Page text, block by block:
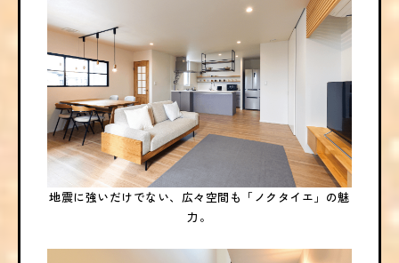
地震に強いだけでない、広々空間も「ノクタイエ」の魅
力。